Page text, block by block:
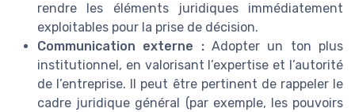
rendre les éléments juridiques immédiatement
exploitables pour la prise de décision.
Communication externe :Adopter un ton plus
institutionnel, en valorisant l’expertise et l’autorité
de l’entreprise. Il peut être pertinent de rappeler le
cadre juridique général (par exemple, les pouvoirs